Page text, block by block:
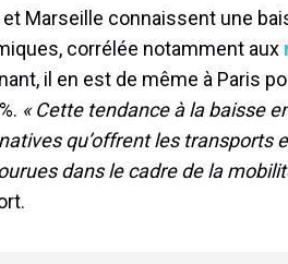
et Marseille connaissent une
corrélée notamment aux
il en est de même à Paris
« Cette tendance à la baisse
qu’offrent les transports
dans le cadre de la